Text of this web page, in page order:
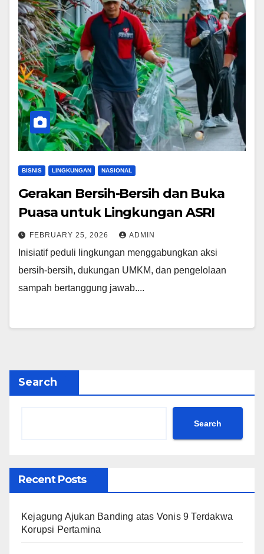
BISNIS LINGKUNGAN NASIONAL
Gerakan Bersih-Bersih dan Buka
Puasa untuk Lingkungan ASRI
FEBRUARY 25, 2026 ADMIN
Inisiatif peduli lingkungan menggabungkan aksi
bersih-bersih, dukungan UMKM, dan pengelolaan
sampah bertanggung jawab....
Search
Search
Recent Posts
Kejagung Ajukan Banding atas Vonis 9 Terdakwa
Korupsi Pertamina